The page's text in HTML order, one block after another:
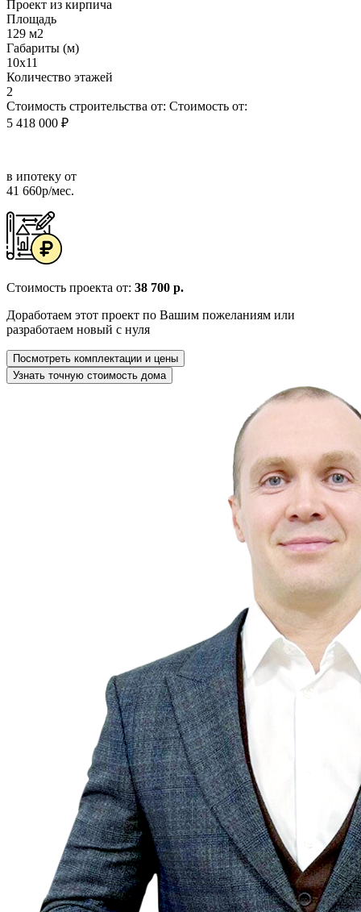
Проект из кирпича
Площадь
129 м2
Габариты (м)
10х11
Количество этажей
2
Стоимость строительства от: Стоимость от:
5 418 000 ₽
в ипотеку от
41 660р/мес.
Стоимость проекта от: 38 700 р.
Доработаем этот проект по Вашим пожеланиям или
разработаем новый с нуля
Посмотреть комплектации и цены
Узнать точную стоимость дома